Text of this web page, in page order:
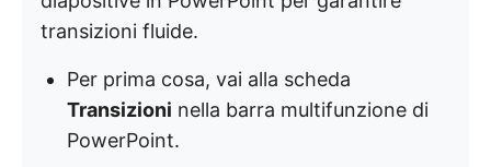
transizioni fluide.
Per prima cosa, vai alla scheda
Transizioni nella barra multifunzione di
PowerPoint.